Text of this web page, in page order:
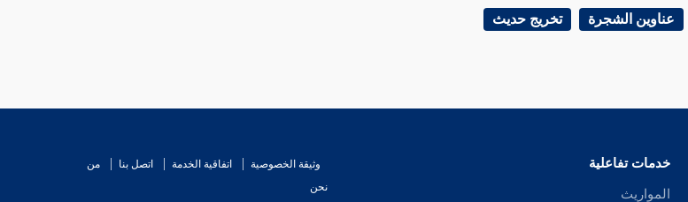
عناوين الشجرة تخريج حديث
خدمات تفاعلية
المواريث
وثيقة الخصوصية اتفاقية الخدمة اتصل بنا
من
نحن